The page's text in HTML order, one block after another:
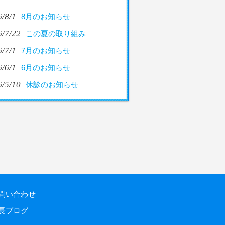
8/1 8月のお知らせ
7/22 この夏の取り組み
7/1 7月のお知らせ
6/1 6月のお知らせ
5/10 休診のお知らせ
い合わせ
ブログ